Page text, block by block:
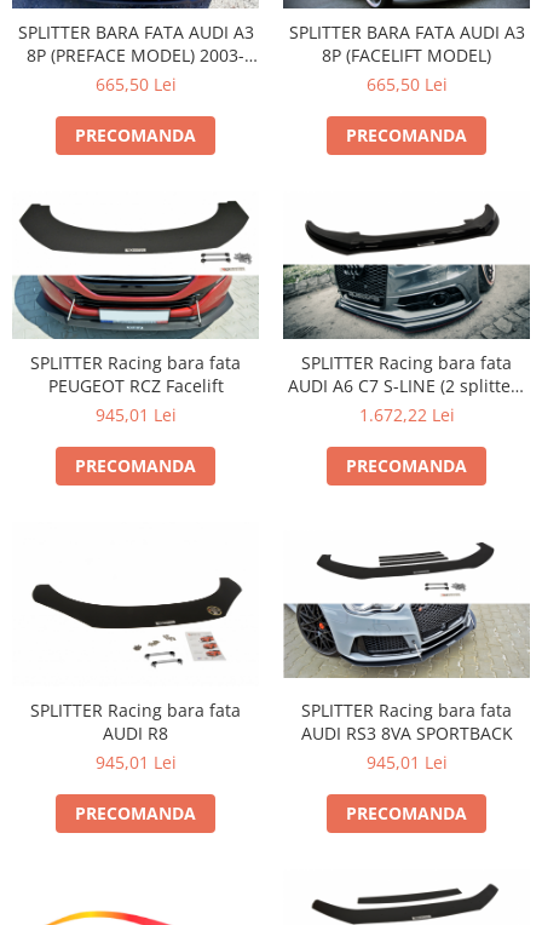
SPLITTER BARA FATA AUDI A3
8P (PREFACE MODEL) 2003-
2005
665,50 Lei
PRECOMANDA
SPLITTER BARA FATA AUDI A3
8P (FACELIFT MODEL)
665,50 Lei
PRECOMANDA
SPLITTER Racing bara fata
PEUGEOT RCZ Facelift
945,01 Lei
PRECOMANDA
SPLITTER Racing bara fata
AUDI A6 C7 S-LINE (2 splitters
= 1 set)
1.672,22 Lei
PRECOMANDA
SPLITTER Racing bara fata
AUDI R8
945,01 Lei
PRECOMANDA
SPLITTER Racing bara fata
AUDI RS3 8VA SPORTBACK
945,01 Lei
PRECOMANDA